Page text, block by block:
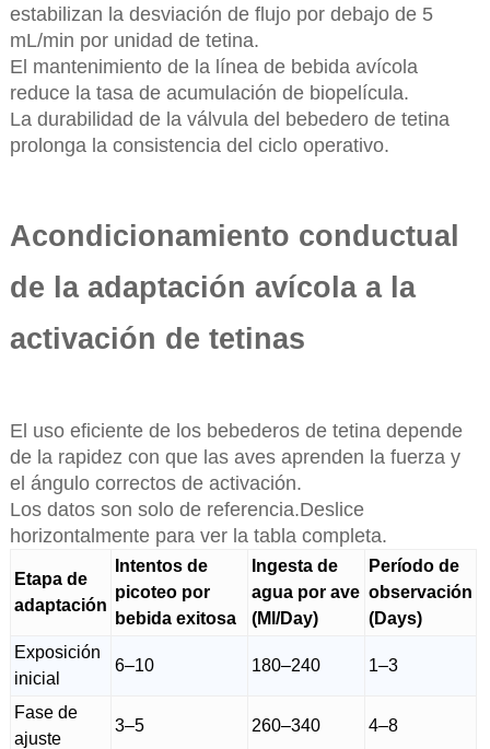
estabilizan la desviación de flujo por debajo de 5
mL/min por unidad de tetina.
El mantenimiento de la línea de bebida avícola
reduce la tasa de acumulación de biopelícula.
La durabilidad de la válvula del bebedero de tetina
prolonga la consistencia del ciclo operativo.
Acondicionamiento conductual
de la adaptación avícola a la
activación de tetinas
El uso eficiente de los bebederos de tetina depende
de la rapidez con que las aves aprenden la fuerza y
el ángulo correctos de activación.
Los datos son solo de referencia.Deslice
horizontalmente para ver la tabla completa.
Etapa de
adaptación
Intentos de
picoteo por
bebida exitosa
Ingesta de
agua por ave
(Ml/Day)
Período de
observación
(Days)
Exposición
inicial
6–10 180–240 1–3
Fase de
ajuste
3–5 260–340 4–8